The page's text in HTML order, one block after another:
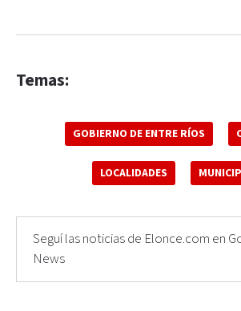
Temas:
GOBIERNO DE ENTRE RÍOS
LOCALIDADES
Seguí las noticias de Elonce.com en
News